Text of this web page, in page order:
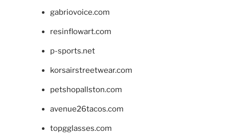
gabriovoice.com
resinflowart.com
p-sports.net
korsairstreetwear.com
petshopallston.com
avenue26tacos.com
topgglasses.com